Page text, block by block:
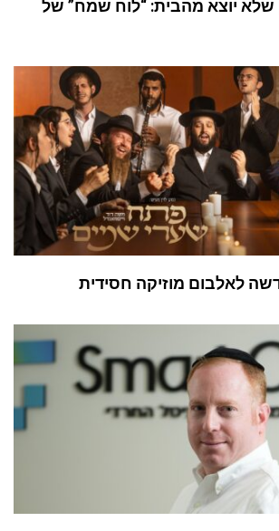
שלא יוצא מהבית: “לוח שמח” של
לאלבום מוזיקה חסידית